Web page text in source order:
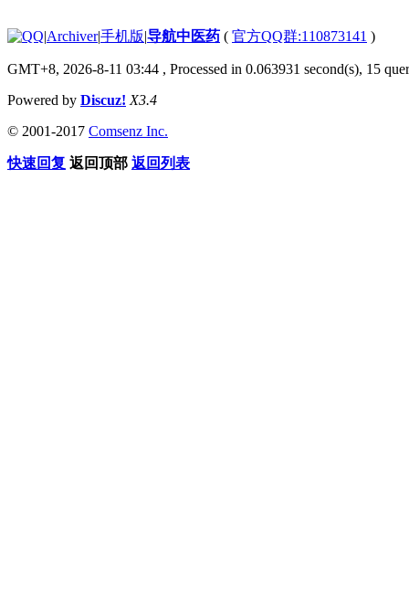
|Archiver|手机版|导航中医药 ( 官方QQ群:110873141 )
GMT+8, 2026-8-11 03:44 , Processed in 0.063931 second(s), 15
Powered by Discuz! X3.4
© 2001-2017 Comsenz Inc.
快速回复 返回顶部 返回列表